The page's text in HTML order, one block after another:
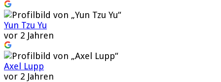
Yun Tzu Yu
vor 2 Jahren
Axel Lupp
vor 2 Jahren